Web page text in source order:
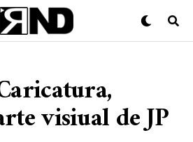
visiual de JP